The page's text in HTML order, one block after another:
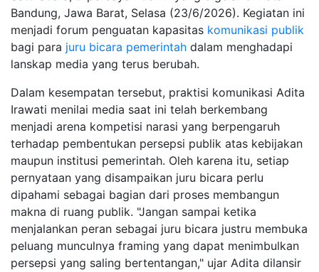
Bandung, Jawa Barat, Selasa (23/6/2026). Kegiatan ini
menjadi forum penguatan kapasitas komunikasi publik
bagi para juru bicara pemerintah dalam menghadapi
lanskap media yang terus berubah.
Dalam kesempatan tersebut, praktisi komunikasi Adita
Irawati menilai media saat ini telah berkembang
menjadi arena kompetisi narasi yang berpengaruh
terhadap pembentukan persepsi publik atas kebijakan
maupun institusi pemerintah. Oleh karena itu, setiap
pernyataan yang disampaikan juru bicara perlu
dipahami sebagai bagian dari proses membangun
makna di ruang publik. "Jangan sampai ketika
menjalankan peran sebagai juru bicara justru membuka
peluang munculnya framing yang dapat menimbulkan
persepsi yang saling bertentangan," ujar Adita dilansir